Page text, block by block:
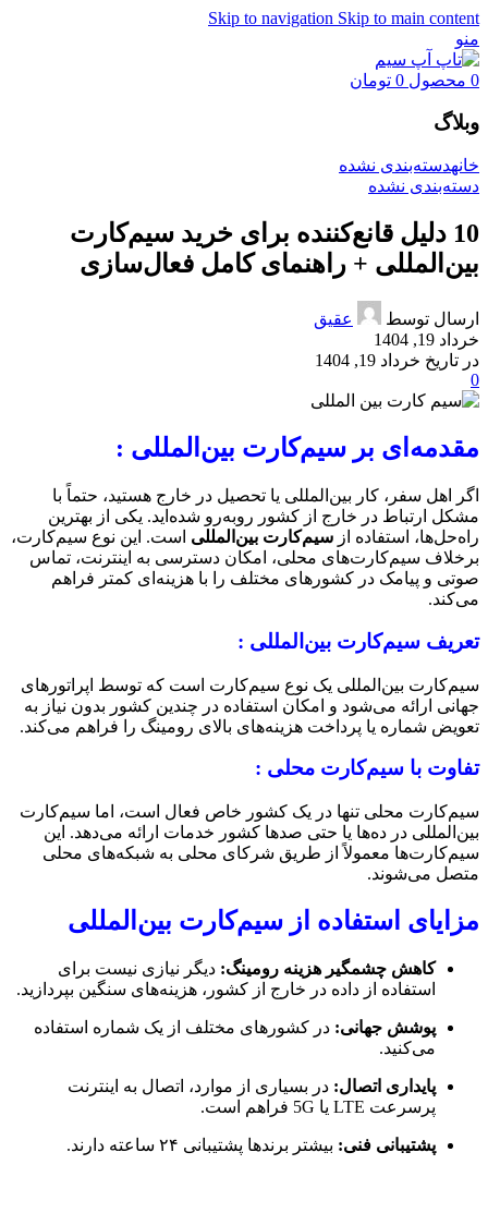
Skip to navigation Skip to main content
منو
0 محصول 0 تومان
وبلاگ
خانهدسته‌بندی نشده
دسته‌بندی نشده
10 دلیل قانع‌کننده برای خرید سیم‌کارت
بین‌المللی + راهنمای کامل فعال‌سازی
ارسال توسط
عقیق
خرداد 19, 1404
در تاریخ خرداد 19, 1404
0
مقدمه‌ای بر سیم‌کارت بین‌المللی :
اگر اهل سفر، کار بین‌المللی یا تحصیل در خارج هستید، حتماً با
مشکل ارتباط در خارج از کشور روبه‌رو شده‌اید. یکی از بهترین
راه‌حل‌ها، استفاده از سیم‌کارت بین‌المللی است. این نوع سیم‌کارت،
برخلاف سیم‌کارت‌های محلی، امکان دسترسی به اینترنت، تماس
صوتی و پیامک در کشورهای مختلف را با هزینه‌ای کمتر فراهم
می‌کند.
تعریف سیم‌کارت بین‌المللی :
سیم‌کارت بین‌المللی یک نوع سیم‌کارت است که توسط اپراتورهای
جهانی ارائه می‌شود و امکان استفاده در چندین کشور بدون نیاز به
تعویض شماره یا پرداخت هزینه‌های بالای رومینگ را فراهم می‌کند.
تفاوت با سیم‌کارت محلی :
سیم‌کارت محلی تنها در یک کشور خاص فعال است، اما سیم‌کارت
بین‌المللی در ده‌ها یا حتی صدها کشور خدمات ارائه می‌دهد. این
سیم‌کارت‌ها معمولاً از طریق شرکای محلی به شبکه‌های محلی
متصل می‌شوند.
مزایای استفاده از سیم‌کارت بین‌المللی
کاهش چشمگیر هزینه رومینگ: دیگر نیازی نیست برای
استفاده از داده در خارج از کشور، هزینه‌های سنگین بپردازید.
پوشش جهانی: در کشورهای مختلف از یک شماره استفاده
می‌کنید.
پایداری اتصال: در بسیاری از موارد، اتصال به اینترنت
پرسرعت LTE یا 5G فراهم است.
پشتیبانی فنی: بیشتر برندها پشتیبانی ۲۴ ساعته دارند.